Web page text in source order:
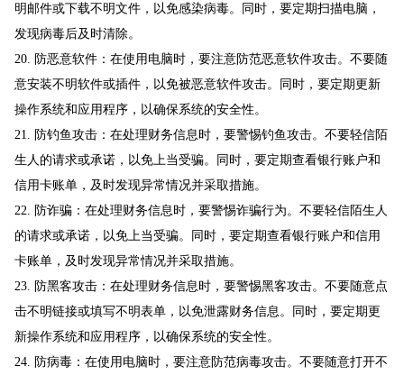
明邮件或下载不明文件，以免感染病毒。同时，要定期扫描电脑，
发现病毒后及时清除。
20. 防恶意软件：在使用电脑时，要注意防范恶意软件攻击。不要随
意安装不明软件或插件，以免被恶意软件攻击。同时，要定期更新
操作系统和应用程序，以确保系统的安全性。
21. 防钓鱼攻击：在处理财务信息时，要警惕钓鱼攻击。不要轻信陌
生人的请求或承诺，以免上当受骗。同时，要定期查看银行账户和
信用卡账单，及时发现异常情况并采取措施。
22. 防诈骗：在处理财务信息时，要警惕诈骗行为。不要轻信陌生人
的请求或承诺，以免上当受骗。同时，要定期查看银行账户和信用
卡账单，及时发现异常情况并采取措施。
23. 防黑客攻击：在处理财务信息时，要警惕黑客攻击。不要随意点
击不明链接或填写不明表单，以免泄露财务信息。同时，要定期更
新操作系统和应用程序，以确保系统的安全性。
24. 防病毒：在使用电脑时，要注意防范病毒攻击。不要随意打开不